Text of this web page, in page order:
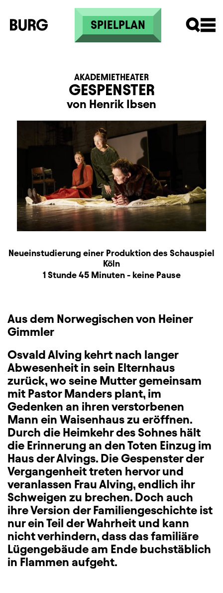
Direkt zum Inhalt
SPIELPLAN
GESPENSTER
AKADEMIETHEATER
von Henrik Ibsen
BeschreibungInformation
Produktionspartner
Neueinstudierung einer Produktion des Schauspiel
Köln
Dauer und Pausen
1 Stunde 45 Minuten - keine Pause
Aus dem Norwegischen von Heiner
Gimmler
Osvald Alving kehrt nach langer
Abwesenheit in sein Elternhaus
zurück, wo seine Mutter gemeinsam
mit Pastor Manders plant, im
Gedenken an ihren verstorbenen
Mann ein Waisenhaus zu eröffnen.
Durch die Heimkehr des Sohnes hält
die Erinnerung an den Toten Einzug im
Haus der Alvings. Die Gespenster der
Vergangenheit treten hervor und
veranlassen Frau Alving, endlich ihr
Schweigen zu brechen. Doch auch
ihre Version der Familiengeschichte ist
nur ein Teil der Wahrheit und kann
nicht verhindern, dass das familiäre
Lügengebäude am Ende buchstäblich
in Flammen aufgeht.